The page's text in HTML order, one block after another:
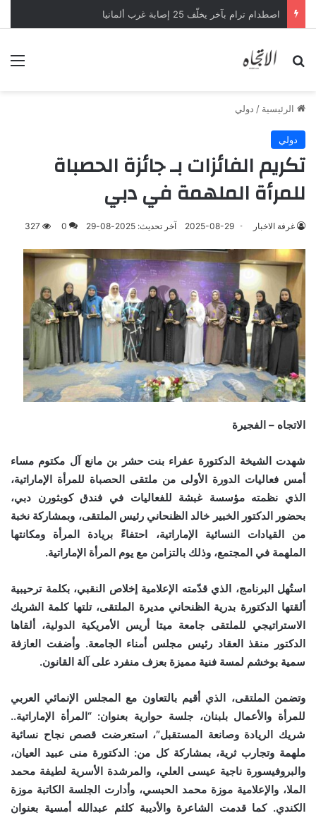
اصطدام ترام بآخر يخلّف 25 إصابة غرب ألمانيا
بحث عن
الرئيسية / دولي
دولي
تكريم الفائزات بـ جائزة الحصباة
للمرأة الملهمة في دبي
غرفة الاخبار 2025-08-29 آخر تحديث: 2025-08-29 0
327
الاتجاه – الفجيرة
شهدت الشيخة الدكتورة عفراء بنت حشر بن مانع آل مكتوم مساء
أمس فعاليات الدورة الأولى من ملتقى الحصباة للمرأة الإماراتية،
الذي نظمته مؤسسة غبشة للفعاليات في فندق كوبثورن دبي،
بحضور الدكتور الخبير خالد الظنحاني رئيس الملتقى، وبمشاركة نخبة
من القيادات النسائية الإماراتية، احتفاءً بريادة المرأة ومكانتها
الملهمة في المجتمع، وذلك بالتزامن مع يوم المرأة الإماراتية.
استُهل البرنامج، الذي قدّمته الإعلامية إخلاص النقبي، بكلمة ترحيبية
ألقتها الدكتورة بدرية الظنحاني مديرة الملتقى، تلتها كلمة الشريك
الاستراتيجي للملتقى جامعة ميتا أريس الأمريكية الدولية، ألقاها
الدكتور منقذ العقاد رئيس مجلس أمناء الجامعة. وأضفت العازفة
سمية بوخشم لمسة فنية مميزة بعزف منفرد على آلة القانون.
وتضمن الملتقى، الذي أقيم بالتعاون مع المجلس الإنمائي العربي
للمرأة والأعمال بلبنان، جلسة حوارية بعنوان: “المرأة الإماراتية..
شريك الريادة وصانعة المستقبل”، استعرضت قصص نجاح نسائية
ملهمة وتجارب ثرية، بمشاركة كل من: الدكتورة منى عبيد العيان،
والبروفيسورة ناجية عيسى العلي، والمرشدة الأسرية لطيفة محمد
الملا، والإعلامية موزة محمد الحبسي، وأدارت الجلسة الكاتبة موزة
الكندي. كما قدمت الشاعرة والأديبة كلثم عبدالله أمسية بعنوان